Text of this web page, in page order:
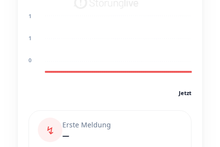
1
1
0
Jetzt
↯
Erste Meldung
—